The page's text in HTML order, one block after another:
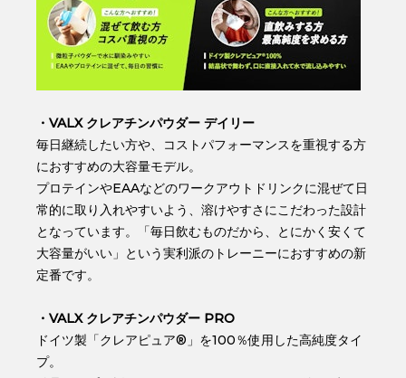
・VALX クレアチンパウダー デイリー
毎日継続したい方や、コストパフォーマンスを重視する方
におすすめの大容量モデル。
プロテインやEAAなどのワークアウトドリンクに混ぜて日
常的に取り入れやすいよう、溶けやすさにこだわった設計
となっています。「毎日飲むものだから、とにかく安くて
大容量がいい」という実利派のトレーニーにおすすめの新
定番です。
・VALX クレアチンパウダー PRO
ドイツ製「クレアピュア®」を100％使用した高純度タイ
プ。